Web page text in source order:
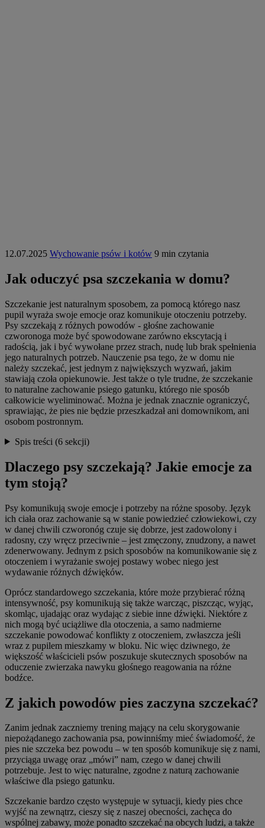
12.07.2025 Wychowanie psów i kotów 9 min czytania
Jak oduczyć psa szczekania w domu?
Szczekanie jest naturalnym sposobem, za pomocą którego nasz
pupil wyraża swoje emocje oraz komunikuje otoczeniu potrzeby.
Psy szczekają z różnych powodów - głośne zachowanie
czworonoga może być spowodowane zarówno ekscytacją i
radością, jak i być wywołane przez strach, nudę lub brak spełnienia
jego naturalnych potrzeb. Nauczenie psa tego, że w domu nie
należy szczekać, jest jednym z największych wyzwań, jakim
stawiają czoła opiekunowie. Jest także o tyle trudne, że szczekanie
to naturalne zachowanie psiego gatunku, którego nie sposób
całkowicie wyeliminować. Można je jednak znacznie ograniczyć,
sprawiając, że pies nie będzie przeszkadzał ani domownikom, ani
osobom postronnym.
Spis treści (6 sekcji)
Dlaczego psy szczekają? Jakie emocje za
tym stoją?
Psy komunikują swoje emocje i potrzeby na różne sposoby. Język
ich ciała oraz zachowanie są w stanie powiedzieć człowiekowi, czy
w danej chwili czworonóg czuje się dobrze, jest zadowolony i
radosny, czy wręcz przeciwnie – jest zmęczony, znudzony, a nawet
zdenerwowany. Jednym z psich sposobów na komunikowanie się z
otoczeniem i wyrażanie swojej postawy wobec niego jest
wydawanie różnych dźwięków.
Oprócz standardowego szczekania, które może przybierać różną
intensywność, psy komunikują się także warcząc, piszcząc, wyjąc,
skomląc, ujadając oraz wydając z siebie inne dźwięki. Niektóre z
nich mogą być uciążliwe dla otoczenia, a samo nadmierne
szczekanie powodować konflikty z otoczeniem, zwłaszcza jeśli
wraz z pupilem mieszkamy w bloku. Nic więc dziwnego, że
większość właścicieli psów poszukuje skutecznych sposobów na
oduczenie zwierzaka nawyku głośnego reagowania na różne
bodźce.
Z jakich powodów pies zaczyna szczekać?
Zanim jednak zaczniemy trening mający na celu skorygowanie
niepożądanego zachowania psa, powinniśmy mieć świadomość, że
pies nie szczeka bez powodu – w ten sposób komunikuje się z nami,
przyciąga uwagę oraz „mówi” nam, czego w danej chwili
potrzebuje. Jest to więc naturalne, zgodne z naturą zachowanie
właściwe dla psiego gatunku.
Szczekanie bardzo często występuje w sytuacji, kiedy pies chce
wyjść na zewnątrz, cieszy się z naszej obecności, zachęca do
wspólnej zabawy, może ponadto szczekać na obcych ludzi, a także